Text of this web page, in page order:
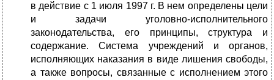
в действие с 1 июля 1997 г. В нем определены цели
и задачи уголовно-исполнительного
законодательства, его принципы, структура и
содержание. Система учреждений и органов,
исполняющих наказания в виде лишения свободы,
а также вопросы, связанные с исполнением этого